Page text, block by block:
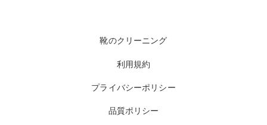
靴のクリーニング
利用規約
プライバシーポリシー
品質ポリシー